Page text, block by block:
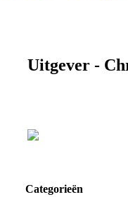
Uitgever -
Categorieën